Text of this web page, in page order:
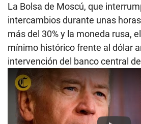
La Bolsa de Moscú, que
intercambios durante unas
más del 30% y la moneda rusa,
mínimo histórico frente al dólar
intervención del banco central